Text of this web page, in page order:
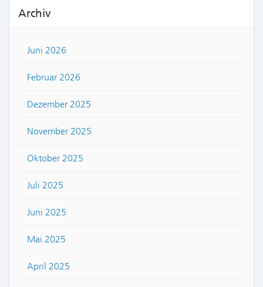
Archiv
Juni 2026
Februar 2026
Dezember 2025
November 2025
Oktober 2025
Juli 2025
Juni 2025
Mai 2025
April 2025